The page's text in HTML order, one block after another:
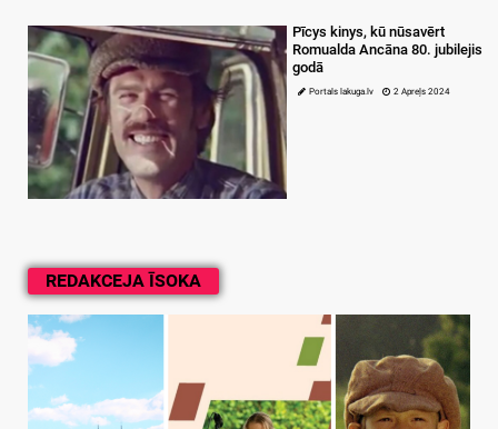
REDAKCEJA ĪSOKA
Pīcys kinys, kū nūsavērt
Romualda Ancāna 80. jubilejis
godā
Portals lakuga.lv 2 Apreļs 2024